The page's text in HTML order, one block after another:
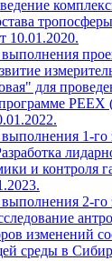
10.01.2020.
для
PEEX
1-го
и контроля
2-го
изменений
среды в